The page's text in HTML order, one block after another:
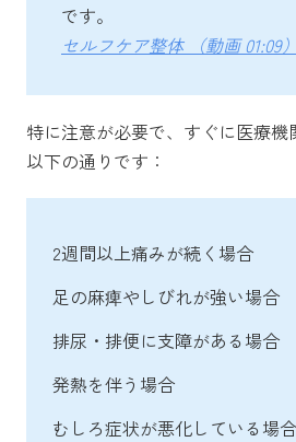
です。
セルフケア整体 （動画 01:09）
特に注意が必要で、すぐに医療機
以下の通りです：
2週間以上痛みが続く場合
足の麻痺やしびれが強い場合
排尿・排便に支障がある場合
発熱を伴う場合
むしろ症状が悪化している場合